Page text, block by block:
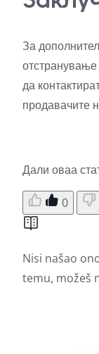
За
да
продавачите
Дали оваа
0
Nisi našao
temu, možeš